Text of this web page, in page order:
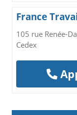
France
105 rue Renée-
Cedex